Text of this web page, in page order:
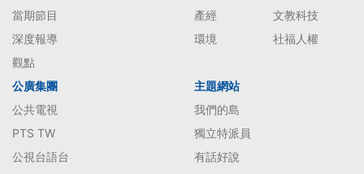
當期節目
深度報導
觀點
產經
文教科技
環境
社福人權
公廣集團
公共電視
PTS TW
公視台語台
主題網站
我們的島
獨立特派員
有話好說